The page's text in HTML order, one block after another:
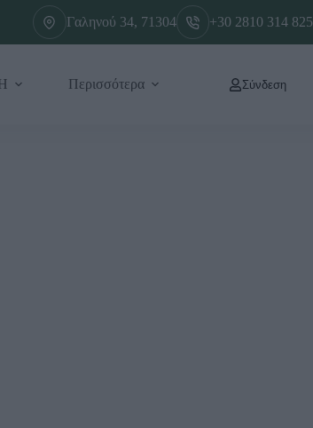
Γαληνού 34, 71304 +30 2810 314 825
Περισσότερα Σύνδεση